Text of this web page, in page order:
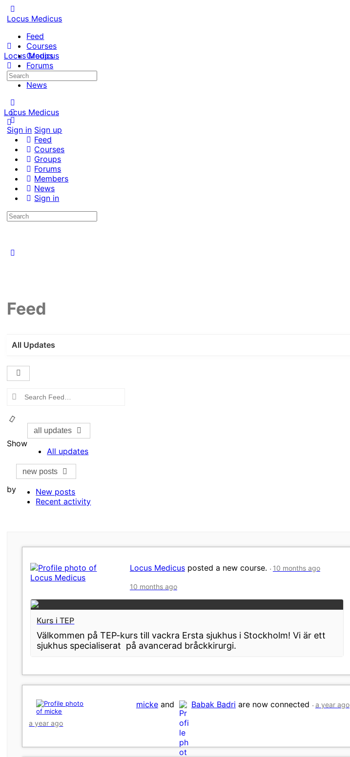
Locus Medicus
Feed
Courses
Groups
Forums
Members
News
Sign in Sign up
Locus Medicus
Search
for:
Locus Medicus
Feed
Courses
Groups
Forums
Members
News
Sign in
Search
Feed
All Updates
Open
filters
Search
Show
all updates
All updates
by
new posts
New posts
Recent activity
Locus Medicusposted a new course. 10 months ago
10 months ago
Kurs i TEP
Välkommen på TEP-kurs till vackra Ersta sjukhus i Stockholm! Vi är ett
sjukhus specialiserat på avancerad bråckkirurgi.
mickeand Babak Badri are now connected a year ago
a year ago